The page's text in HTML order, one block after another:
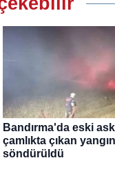
Bandırma'da eski
çamlıkta çıkan yangın
söndürüldü